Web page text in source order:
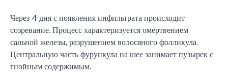
Через 4 дня с появления инфильтрата происходит
созревание. Процесс характеризуется омертвением
сальной железы, разрушением волосяного фолликула.
Центральную часть фурункула на шее занимает пузырек с
гнойным содержимым.